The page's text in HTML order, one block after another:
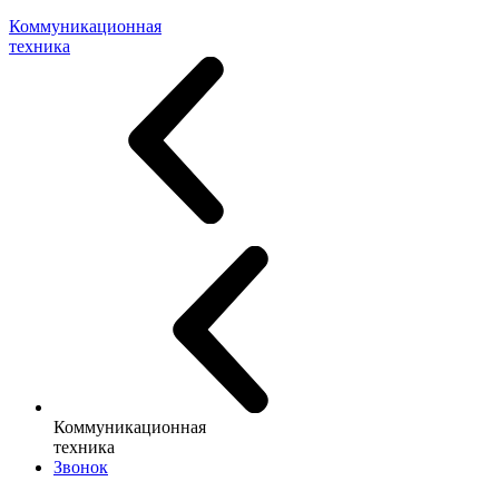
Коммуникационная
техника
Коммуникационная
техника
Звонок